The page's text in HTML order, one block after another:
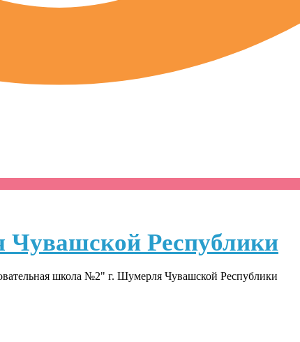
Республики
школа №2" г. Шумерля Чувашской Республики